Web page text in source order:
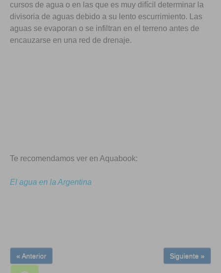
cursos de agua o en las que es muy difícil determinar la
divisoria de aguas debido a su lento escurrimiento. Las
aguas se evaporan o se infiltran en el terreno antes de
encauzarse en una red de drenaje.
Te recomendamos ver en Aquabook:
El agua en la Argentina
« Anterior Siguiente »